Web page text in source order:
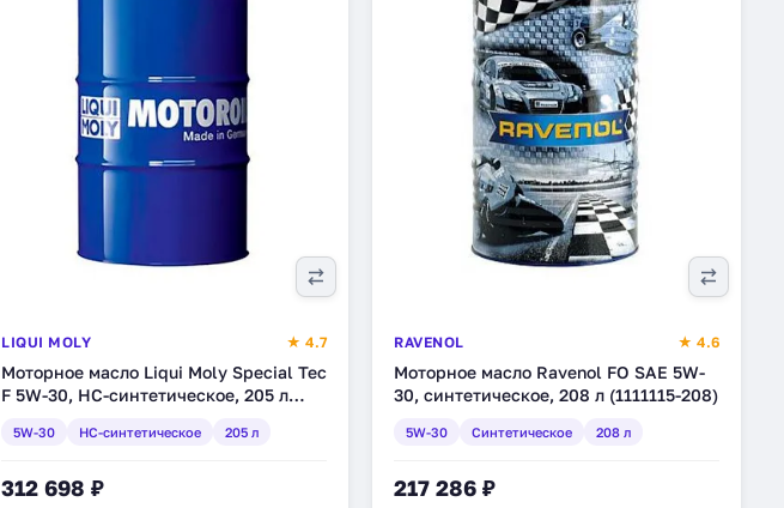
LIQUI MOLY ★ 4.7
Моторное масло Liqui Moly Special Tec
F 5W-30, HC-синтетическое, 205 л
5W-30 HC-синтетическое 205 л
312 698 ₽
RAVENOL ★ 4.6
Моторное масло Ravenol FO SAE 5W-
30, синтетическое, 208 л (1111115-208)
5W-30 Синтетическое 208 л
217 286 ₽